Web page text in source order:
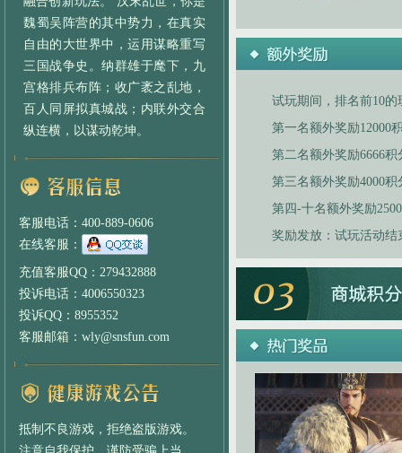
魏蜀吴阵营的其中势力，在真实
自由的大世界中，运用谋略重写
三国战争史。纳群雄于麾下，九
宫格排兵布阵；收广袤之乱地，
百人同屏拟真城战；内联外交合
纵连横，以谋动乾坤。
客服电话：400-889-0606
在线客服：
充值客服QQ：279432888
投诉电话：4006550323
投诉QQ：8955352
客服邮箱：wly@snsfun.com
抵制不良游戏，拒绝盗版游戏。
试玩期间，排名前10
第一名额外奖励12000
第二名额外奖励6666积
第三名额外奖励4000积
第四-十名额外奖励
奖励发放：试玩活动